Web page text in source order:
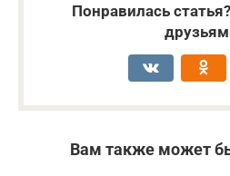
Понравилась
Вам также может